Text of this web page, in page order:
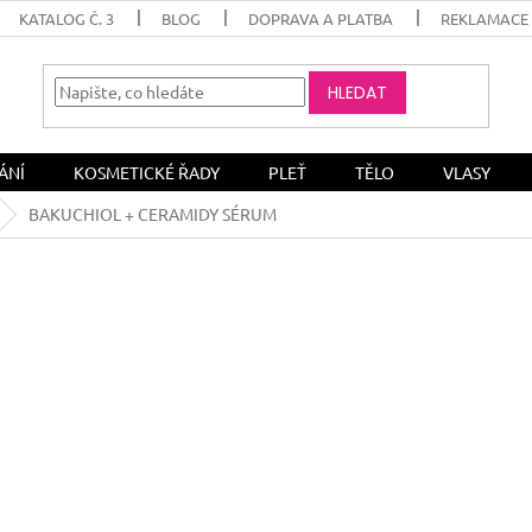
KATALOG Č. 3 BLOG DOPRAVA A PLATBA REKLAMACE
HLEDAT
KOSMETICKÉ ŘADY PLEŤ TĚLO VLASY
BAKUCHIOL + CERAMIDY SÉRUM